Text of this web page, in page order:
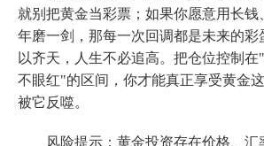
就别把黄金当彩票；如果你愿意用长钱
年磨一剑，那每一次回调都是未来的彩
以齐天，人生不必追高。把仓位控制
不眼红"的区间，你才能真正享受黄金
被它反噬。
风险提示：黄金投资存在价格、汇